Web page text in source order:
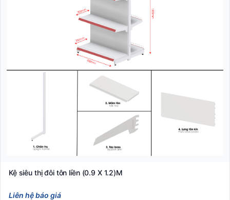
Kệ siêu thị đôi tôn liền (0.9 X 1.2)M
Liên hệ báo giá